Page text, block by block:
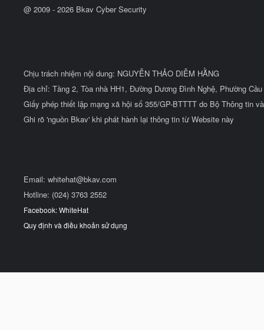
@ 2009 - 2026 Bkav Cyber Security
Chịu trách nhiệm nội dung: NGUYỄN THẢO DIỄM HẰNG
Địa chỉ: Tầng 2, Tòa nhà HH1, Đường Dương Đình Nghệ, Phường
Giấy phép thiết lập mạng xã hội số 355/GP-BTTTT do Bộ Thông tin
Ghi rõ 'nguồn Bkav' khi phát hành lại thông tin từ Website này
Email: whitehat@bkav.com
Hotline: (024) 3763 2552
Facebook: WhiteHat
Quy định và điều khoản sử dụng